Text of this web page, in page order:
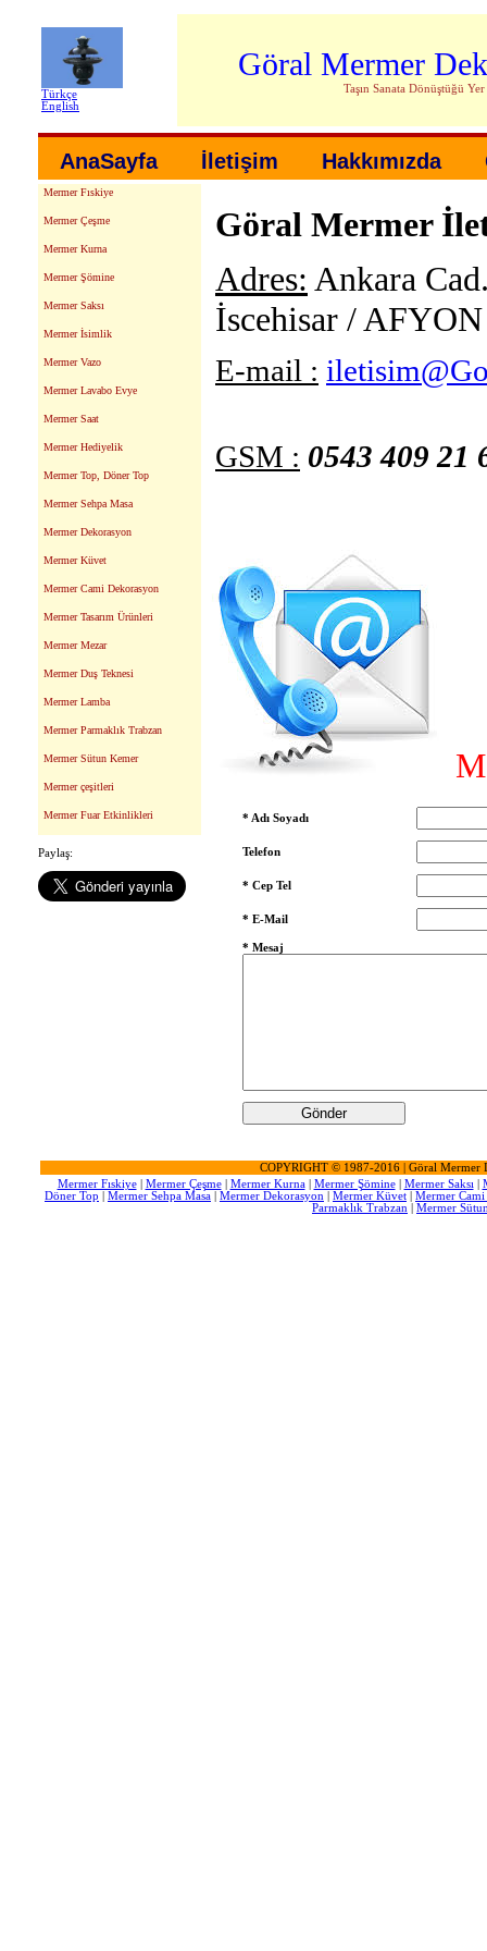
Türkçe
English
Göral Mermer
Taşın Sanata Dönüştüğü Yer
AnaSayfa İletişim Hakkımızda
Mermer Fıskiye
Mermer Çeşme
Mermer Kurna
Mermer Şömine
Mermer Saksı
Mermer İsimlik
Mermer Vazo
Mermer Lavabo Evye
Mermer Saat
Mermer Hediyelik
Mermer Top, Döner Top
Mermer Sehpa Masa
Mermer Dekorasyon
Mermer Küvet
Mermer Cami Dekorasyon
Mermer Tasarım Ürünleri
Mermer Mezar
Mermer Duş Teknesi
Mermer Lamba
Mermer Parmaklık Trabzan
Mermer Sütun Kemer
Mermer çeşitleri
Mermer Fuar Etkinlikleri
Paylaş:
Göral Mermer
Adres: Ankara
İscehisar / AFYON
E-mail :
GSM : 0543 409 21
* Adı Soyadı
Telefon
* Cep Tel
* E-Mail
* Mesaj
COPYRIGHT © 1987-2016 | Göral Mermer
Mermer Fıskiye| Mermer Çeşme| Mermer Kurna| Mermer Şömine| Mermer Saksı
Döner Top
Mermer Sehpa Masa Mermer Dekorasyon Mermer Küvet
Mermer
Parmaklık Trabzan
Mermer